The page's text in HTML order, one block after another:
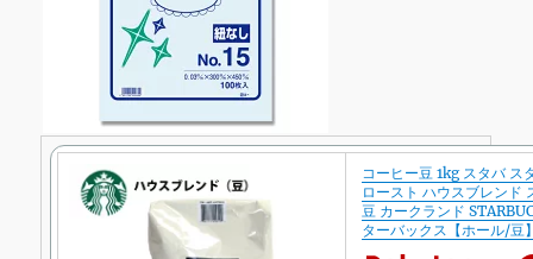
コーヒー豆 1kg スタバ ス
ロースト ハウスブレンド
豆 カークランド
ターバックス【ホール/豆